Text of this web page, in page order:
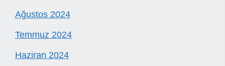
Ağustos 2024
Temmuz 2024
Haziran 2024